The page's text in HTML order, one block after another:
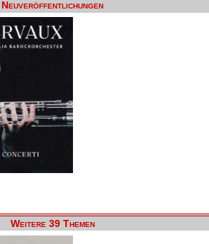
Neuveröffentlichungen
Weitere 39 Themen